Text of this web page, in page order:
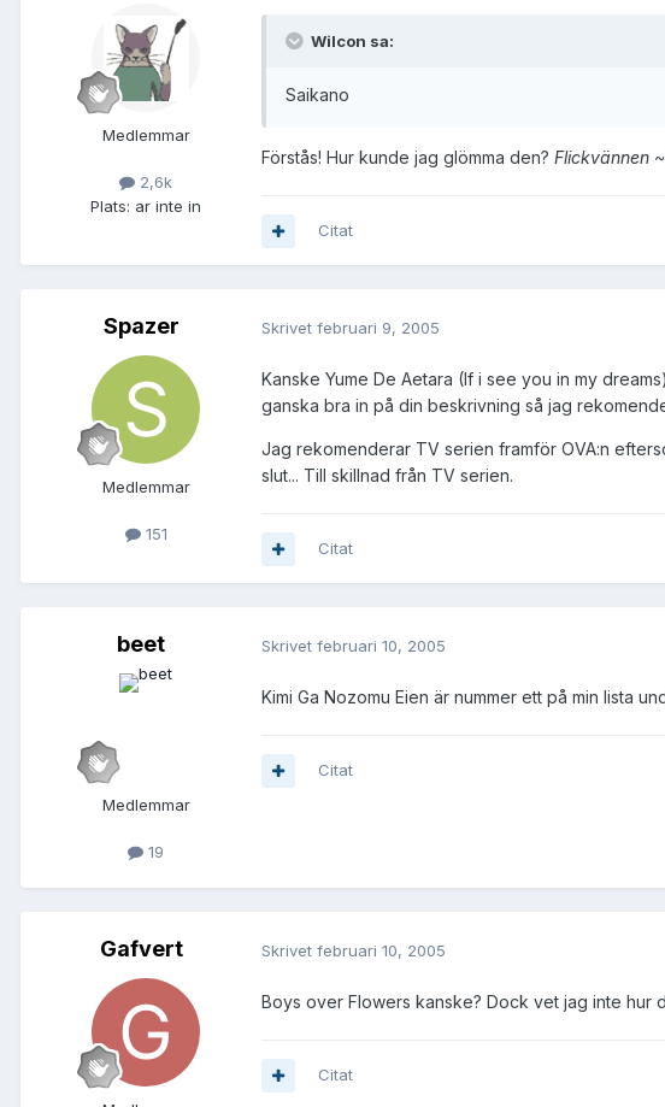
Medlemmar
2,6k
Plats: ar inte in
Wilcon sa:
Saikano
Förstås! Hur kunde jag glömma den? Flickvännen
Citat
Spazer
Medlemmar
151
Skrivet februari 9, 2005
Kanske Yume De Aetara (If i see you in my
ganska bra in på din beskrivning så jag
Jag rekomenderar TV serien framför OVA:n
slut... Till skillnad från TV serien.
Citat
beet
Medlemmar
19
Skrivet februari 10, 2005
Kimi Ga Nozomu Eien är nummer ett på min lista
Citat
Gafvert Skrivet februari 10, 2005
Boys over Flowers kanske? Dock vet jag inte hur
Citat